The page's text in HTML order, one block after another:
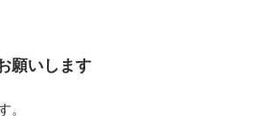
願いします
。